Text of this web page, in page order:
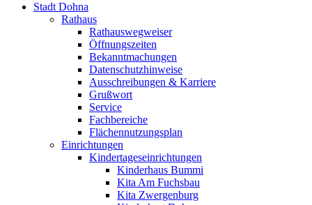
Stadt Dohna
Rathaus
Rathauswegweiser
Öffnungszeiten
Bekanntmachungen
Datenschutzhinweise
Ausschreibungen & Karriere
Grußwort
Service
Fachbereiche
Flächennutzungsplan
Einrichtungen
Kindertageseinrichtungen
Kinderhaus Bummi
Kita Am Fuchsbau
Kita Zwergenburg